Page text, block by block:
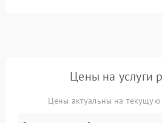
Цены на услуги
Цены актуальны на текущую